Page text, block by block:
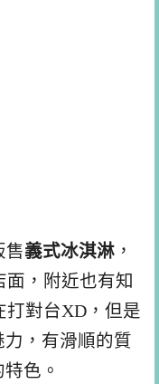
售義式冰淇淋 ，
，附近也有知
打對台XD，但是
，有滑順的質
特色。